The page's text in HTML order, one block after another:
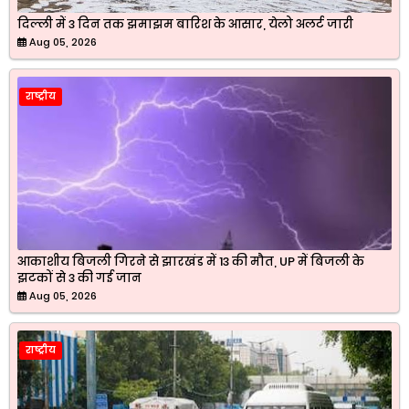
दिल्ली में 3 दिन तक झमाझम बारिश के आसार, येलो अलर्ट जारी
Aug 05, 2026
राष्ट्रीय
आकाशीय बिजली गिरने से झारखंड में 13 की मौत, UP में बिजली के
झटकों से 3 की गई जान
Aug 05, 2026
राष्ट्रीय